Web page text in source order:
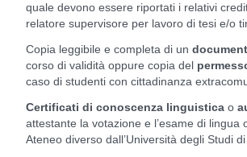
quale devono essere riportati i relativi
relatore supervisore per lavoro di tesi e/o
Copia leggibile e completa di un
corso di validità oppure copia del
caso di studenti con cittadinanza
Certificati di conoscenza linguistica o
attestante la votazione e l’esame di lingua
Ateneo diverso dall’Università degli Studi